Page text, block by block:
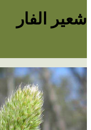
شعير الفار